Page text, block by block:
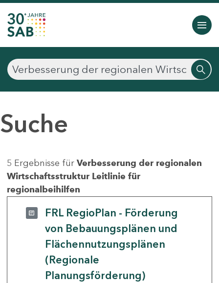
Suche
5 Ergebnisse für Verbesserung der regionalen
Wirtschaftsstruktur Leitlinie für
regionalbeihilfen
FRL RegioPlan - Förderung
von Bebauungsplänen und
Flächennutzungsplänen
(Regionale
Planungsförderung)